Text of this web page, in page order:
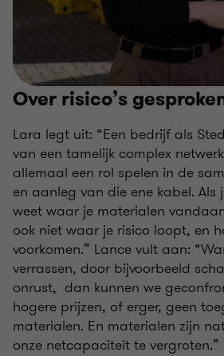
Over risico’s
Lara legt uit: “Een bedrijf als
van een tamelijk complex
allemaal een rol spelen in de
en aanleg van die ene kabel.
weet waar je materialen
ook niet waar je risico loopt, en
voorkomen.” Lance vult aan:
verrassen, door bijvoorbeeld
onrust, dan kunnen we
hogere prijzen, of erger, geen
materialen. En materialen zijn
onze netcapaciteit te vergroten.”